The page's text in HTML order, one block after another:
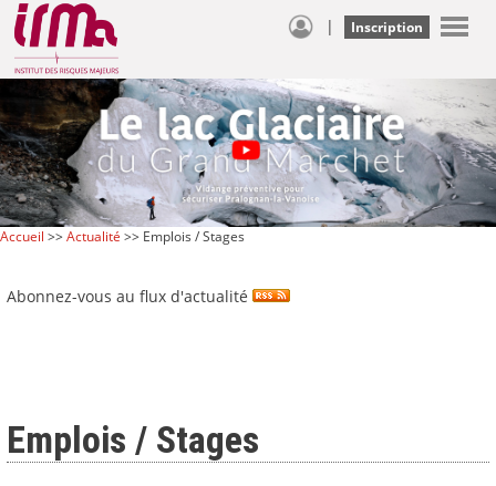
| Inscription
Accueil >>Actualité >> Emplois / Stages
Abonnez-vous au flux d'actualité
Emplois / Stages